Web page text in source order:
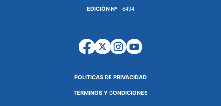
EDICIÓN Nº - 6494
POLITICAS DE PRIVACIDAD
TERMINOS Y CONDICIONES